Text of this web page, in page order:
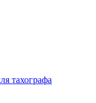
тахографа